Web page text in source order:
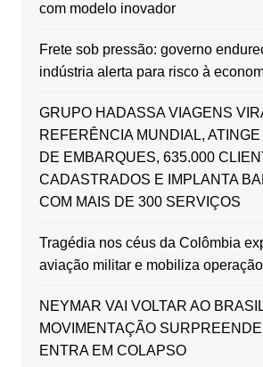
com modelo inovador
Frete sob pressão: governo
indústria alerta para risco à
GRUPO HADASSA VIAGENS
REFERÊNCIA MUNDIAL,
DE EMBARQUES, 635.000
CADASTRADOS E IMPLANTA
COM MAIS DE 300 SERVIÇOS
Tragédia nos céus da Colômbia
aviação militar e mobiliza
NEYMAR VAI VOLTAR AO
MOVIMENTAÇÃO
ENTRA EM COLAPSO